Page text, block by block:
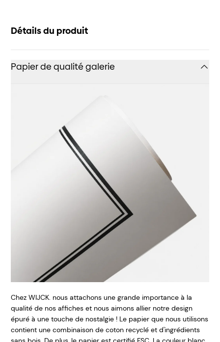
Détails du produit
Papier de qualité galerie
Chez WIJCK. nous attachons une grande importance à la
qualité de nos affiches et nous aimons allier notre design
épuré à une touche de nostalgie ! Le papier que nous utilisons
contient une combinaison de coton recyclé et d'ingrédients